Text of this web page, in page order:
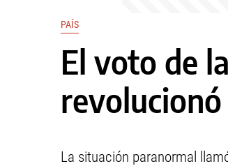
PAÍS
El voto de
revolucionó
La situación paranormal